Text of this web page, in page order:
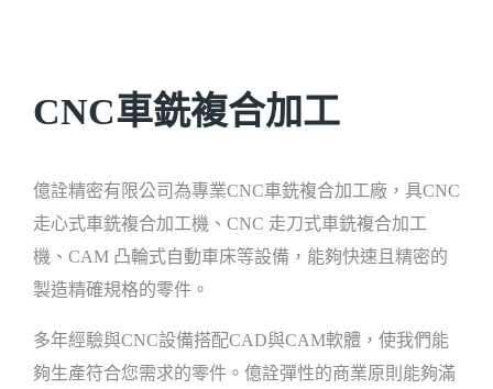
CNC車銑複合加工
億詮精密有限公司為專業CNC車銑複合加工廠，具CNC
走心式車銑複合加工機、CNC 走刀式車銑複合加工
機、CAM 凸輪式自動車床等設備，能夠快速且精密的
製造精確規格的零件。
多年經驗與CNC設備搭配CAD與CAM軟體，使我們能
夠生產符合您需求的零件。億詮彈性的商業原則能夠滿